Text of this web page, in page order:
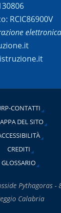
RCIC86900V
elettronica
CONTATTI
DEL SITO
CREDITI
GLOSSARIO
Pythagoras -
Calabria